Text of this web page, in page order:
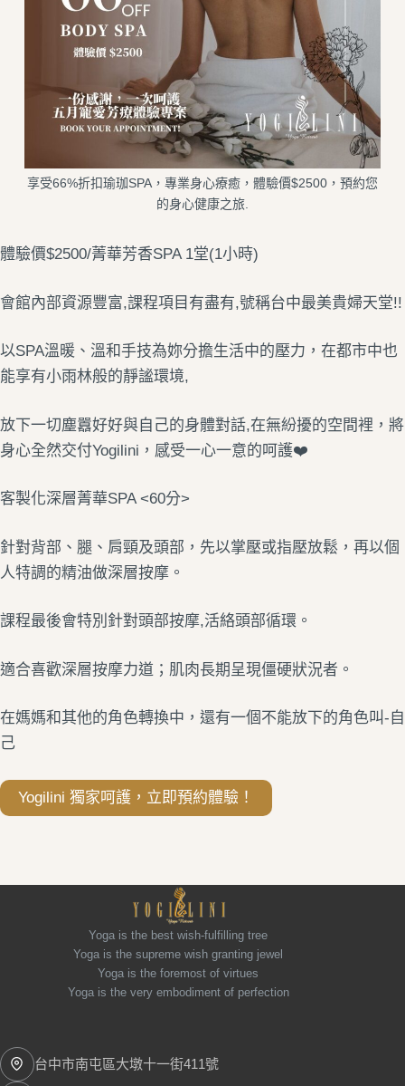
享受66%折扣瑜珈SPA，專業身心療癒，體驗價$2500，預約您
的身心健康之旅.
體驗價$2500/菁華芳香SPA 1堂(1小時)
會館內部資源豐富,課程項目有盡有,號稱台中最美貴婦天堂!!
以SPA溫暖、溫和手技為妳分擔生活中的壓力，在都市中也
能享有小雨林般的靜謐環境,
放下一切塵囂好好與自己的身體對話,在無紛擾的空間裡，將
身心全然交付Yogilini，感受一心一意的呵護❤️
客製化深層菁華SPA <60分>
針對背部、腿、肩頸及頭部，先以掌壓或指壓放鬆，再以個
人特調的精油做深層按摩。
課程最後會特別針對頭部按摩,活絡頭部循環。​
適合喜歡深層按摩力道；肌肉長期呈現僵硬狀況者。
在媽媽和其他的角色轉換中，還有一個不能放下的角色叫-自
己
Yogilini 獨家呵護，立即預約體驗！
Yoga is the best wish-fulfilling tree
Yoga is the supreme wish granting jewel
Yoga is the foremost of virtues
Yoga is the very embodiment of perfection
台中市南屯區大墩十一街411號